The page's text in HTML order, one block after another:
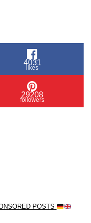
4031
likes
29208
followers
POSTS